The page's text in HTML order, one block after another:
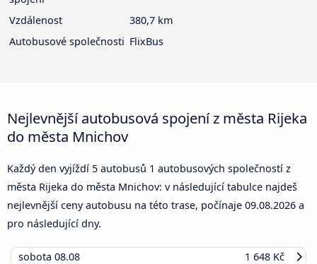
Vzdálenost
380,7 km
Autobusové společnosti FlixBus
Nejlevnější autobusová spojení z města Rijeka
do města Mnichov
Každý den vyjíždí 5 autobusů 1 autobusových společností z
města Rijeka do města Mnichov: v následující tabulce najdeš
nejlevnější ceny autobusu na této trase, počínaje 09.08.2026 a
pro následující dny.
sobota 08.08
1 648 Kč